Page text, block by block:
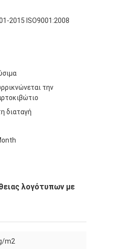
2015 ISO9001:2008
την
διαταγή
λογότυπων με
m2